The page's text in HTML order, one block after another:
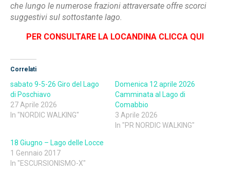
che lungo le numerose frazioni attraversate offre scorci
suggestivi sul sottostante lago.
PER CONSULTARE LA LOCANDINA CLICCA QUI
Correlati
sabato 9-5-26 Giro del Lago
di Poschiavo
27 Aprile 2026
In "NORDIC WALKING"
Domenica 12 aprile 2026
Camminata al Lago di
Comabbio
3 Aprile 2026
In "PR NORDIC WALKING"
18 Giugno – Lago delle Locce
1 Gennaio 2017
In "ESCURSIONISMO-X"